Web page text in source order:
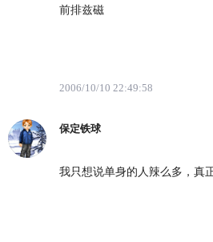
前排兹磁
2006/10/10 22:49:58
保定铁球
我只想说单身的人辣么多，真